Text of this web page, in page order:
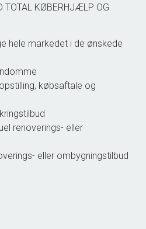
TOTAL KØBERHJÆLP OG
hele markedet i de ønskede
købsaftale og
renoverings- eller
eller ombygningstilbud